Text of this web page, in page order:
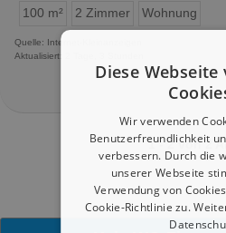
100 m²
2 Zimmer Wohnung
Quelle: Internet-Kleinanzeigen
Aktualisiert: 2 Tage, 3 Stunden
1 - 2 von 2
Diese
Wir verwenden
Benutzerfreundlichkeit
verbessern. Durch die
unserer Webseite
Verwendung von
Cookie-Richtlinie zu.